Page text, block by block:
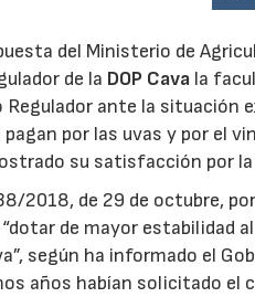
del Ministerio de
de la DOP Cava la
ante la situación
por las uvas y por el
su satisfacción por
2018, de 29 de octubre,
de mayor estabilidad
según ha informado el
años habían solicitado